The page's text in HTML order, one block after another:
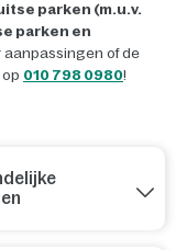
parken (m.u.v.
parken en
aanpassingen of de
010 798 0980!